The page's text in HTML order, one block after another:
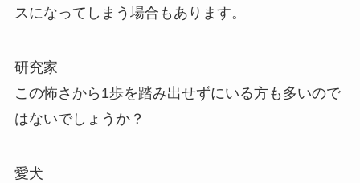
スになってしまう場合もあります。
研究家
この怖さから1歩を踏み出せずにいる方も多いので
はないでしょうか？
愛犬